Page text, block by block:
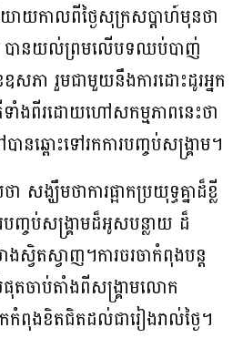
កាលពីថ្ងៃសុក្រ​សប្ដាហ៍មុន​​​​ថា
បានយល់ព្រមលើបទឈប់បាញ់
សភា រួមជាមួយនឹងការដោះដូរអ្នក
ងពីរ​​ដោយហៅ​​​សកម្មភាព​​នេះថា
ន​​ឆ្ពោះទៅរកការបញ្ចប់សង្គ្រាម។​​​​​​
ឃឹមថាការ​​​ផ្អាក​ប្រយុទ្ធ​គ្នា​​ដ៏ខ្លី
របញ្ចប់សង្គ្រាមដ៏អូស​បន្លាយ​ ដ៏
ស្វិតស្វាញ​។ការចរចាកំពុងបន្ត
តចាប់តាំងពីសង្គ្រាមលោក
ខិតជិត​​​ដល់ជារៀងរាល់ថ្ងៃ។